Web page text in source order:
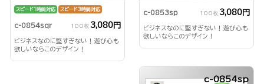
スピード1時間対応 スピード3時間対応
c-0854sqr 100枚 3,080円
ビジネスなのに堅すぎない！遊び心も
欲しいならこのデザイン！
c-0853sp 100枚 3,080円
ビジネスなのに堅すぎない！遊び心も
欲しいならこのデザイン！
c-0854sp